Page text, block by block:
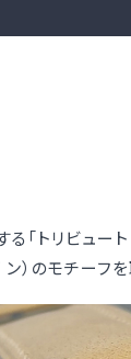
「トリビュー
ン）のモチーフ